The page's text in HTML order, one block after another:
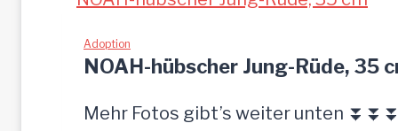
–
G
Adoption
NOAH-hübscher Jung-Rüde, 35
Mehr Fotos gibt’s weiter unten